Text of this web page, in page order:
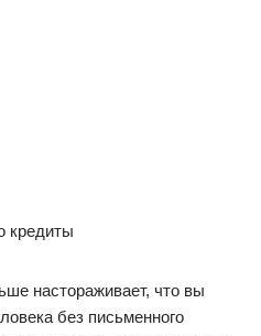
кредиты
настораживает, что вы
без письменного